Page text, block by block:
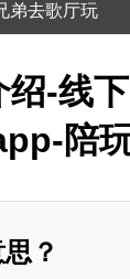
弟去歌厅玩
绍-线
陪
？